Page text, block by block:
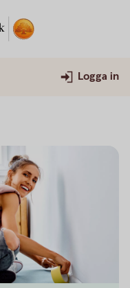
Logga in